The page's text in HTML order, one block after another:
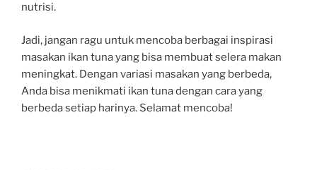
nutrisi.
Jadi, jangan ragu untuk mencoba berbagai inspirasi
masakan ikan tuna yang bisa membuat selera makan
meningkat. Dengan variasi masakan yang berbeda,
Anda bisa menikmati ikan tuna dengan cara yang
berbeda setiap harinya. Selamat mencoba!